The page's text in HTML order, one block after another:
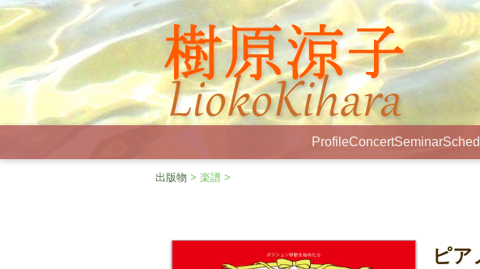
ProfileConcertSeminar
出版物 > 楽譜 >
ピ